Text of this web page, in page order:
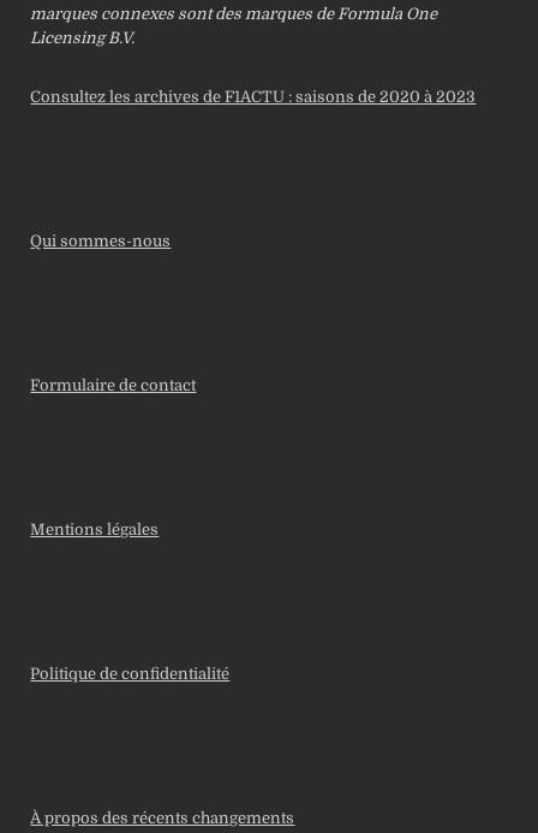
marques connexes sont des marques de Formula One
Licensing B.V.
Consultez les archives de F1ACTU : saisons de 2020 à 2023
Qui sommes-nous
Formulaire de contact
Mentions légales
Politique de confidentialité
À propos des récents changements